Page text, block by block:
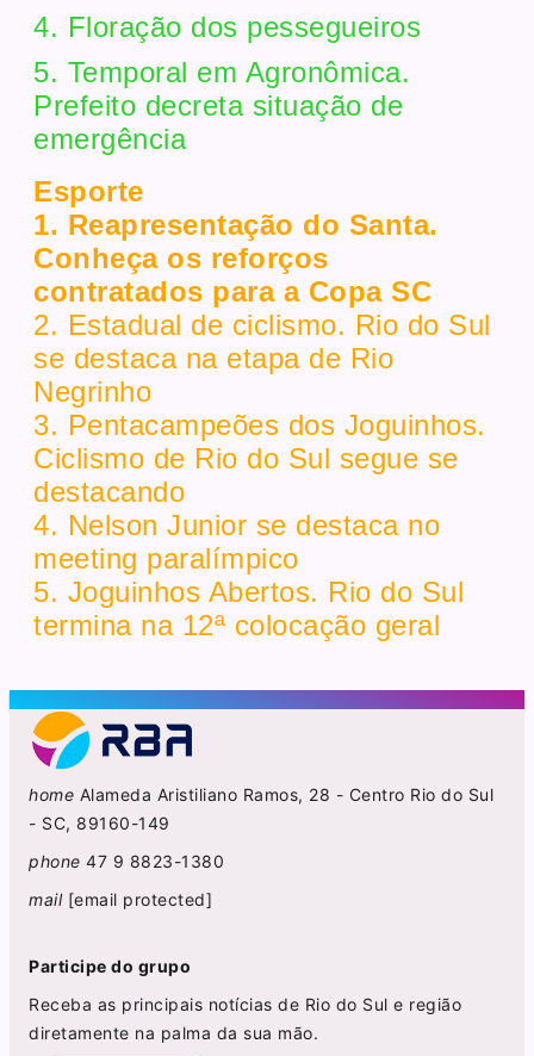
4. Floração dos pessegueiros
5. Temporal em Agronômica.
Prefeito decreta situação de
emergência
Esporte
1. Reapresentação do Santa.
Conheça os reforços
contratados para a Copa SC
2. Estadual de ciclismo. Rio do Sul
se destaca na etapa de Rio
Negrinho
3. Pentacampeões dos Joguinhos.
Ciclismo de Rio do Sul segue se
destacando
4. Nelson Junior se destaca no
meeting paralímpico
5. Joguinhos Abertos. Rio do Sul
termina na 12ª colocação geral
home Alameda Aristiliano Ramos, 28 - Centro Rio do Sul
- SC, 89160-149
phone 47 9 8823-1380
mail [email protected]
Participe do grupo
Receba as principais notícias de Rio do Sul e região
diretamente na palma da sua mão.